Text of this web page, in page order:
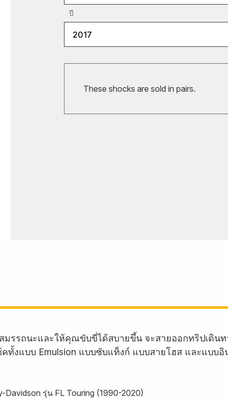
ปี
2017
These shocks are sold in pairs.
มรรถนะและให้คุณขับขี่ได้สบายขึ้น จะสายออกทริปเดินท
ทั้งแบบ Emulsion แบบซับแท็งก์ แบบสายโฮส และแบบอิ
รุ่น FL Touring (1990-2020)